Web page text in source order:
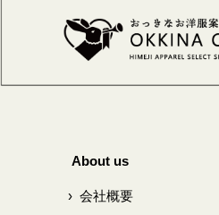
About us
›会社概要